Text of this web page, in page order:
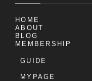
HOME
ABOUT
BLOG
MEMBERSHIP
GUIDE
MYPAGE